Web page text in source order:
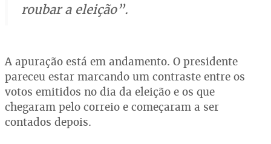
roubar a eleição”.
A apuração está em andamento. O presidente
pareceu estar marcando um contraste entre os
votos emitidos no dia da eleição e os que
chegaram pelo correio e começaram a ser
contados depois.